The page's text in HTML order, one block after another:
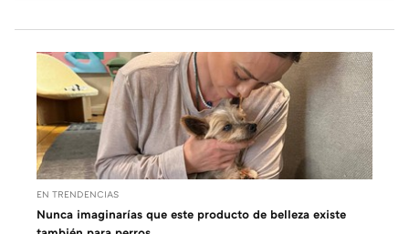
EN TRENDENCIAS
Nunca imaginarías que este producto de belleza existe